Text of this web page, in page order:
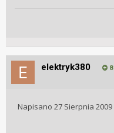
elektryk380 8
Napisano 27 Sierpnia 2009